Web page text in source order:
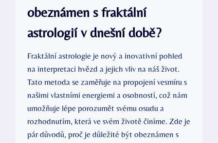
obeznámen s fraktální
astrologií v dnešní‌ době?
Fraktální astrologie je nový a inovativní ⁤pohled
na interpretaci hvězd a jejich vliv na‍ náš život.
Tato metoda se zaměřuje na propojení vesmíru s
našimi vlastními energiemi a osobností, což nám
umožňuje lépe porozumět ​svému osudu a
rozhodnutím, která ve svém životě činíme. Zde ⁤je
pár důvodů, proč je důležité být obeznámen s